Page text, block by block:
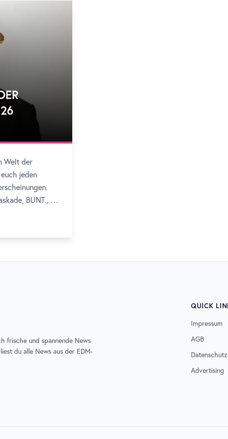
Welt der
jeden
BUNT., Dr
frische und spannende News
du alle News aus der EDM-
QUICK
Impressum
AGB
Datenschutz
Advertising